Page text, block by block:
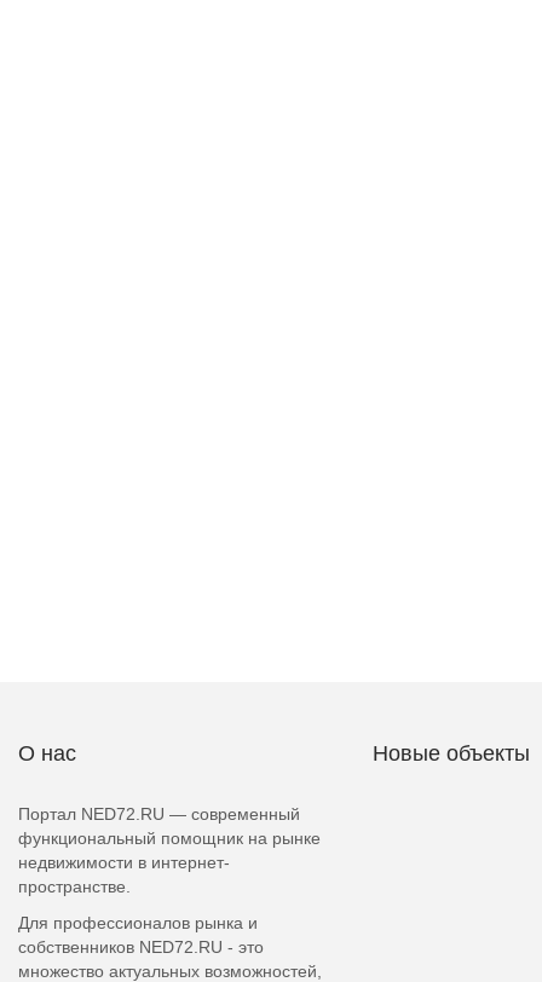
О нас
Портал NED72.RU — современный
функциональный помощник на рынке
недвижимости в интернет-
пространстве.
Для профессионалов рынка и
собственников NED72.RU - это
множество актуальных возможностей,
Новые объекты